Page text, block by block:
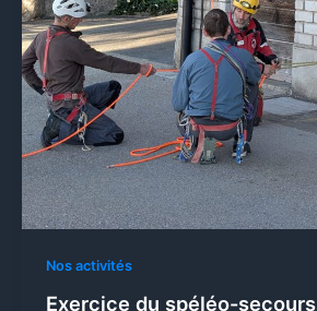
Nos activités
Exercice du spéléo-secours